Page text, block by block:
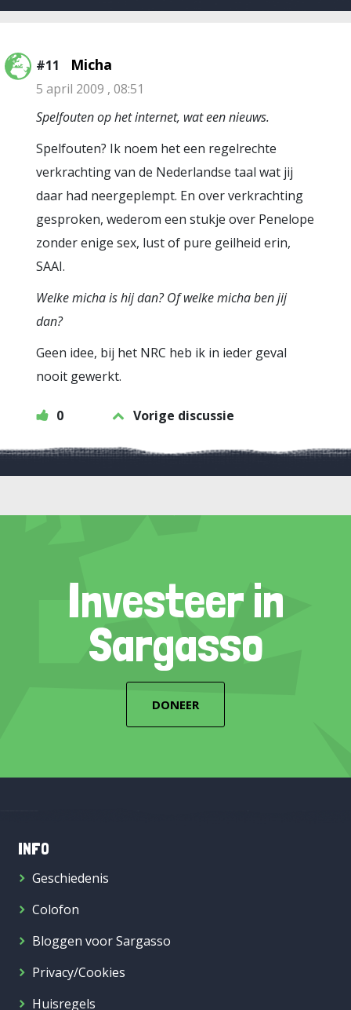
#11 Micha
5 april 2009 , 08:51
Spelfouten op het internet, wat een nieuws.
Spelfouten? Ik noem het een regelrechte
verkrachting van de Nederlandse taal wat jij
daar had neergeplempt. En over verkrachting
gesproken, wederom een stukje over Penelope
zonder enige sex, lust of pure geilheid erin,
SAAI.
Welke micha is hij dan? Of welke micha ben jij
dan?
Geen idee, bij het NRC heb ik in ieder geval
nooit gewerkt.
0 Vorige discussie
Investeer in
Sargasso
DONEER
INFO
Geschiedenis
Colofon
Bloggen voor Sargasso
Privacy/Cookies
Huisregels